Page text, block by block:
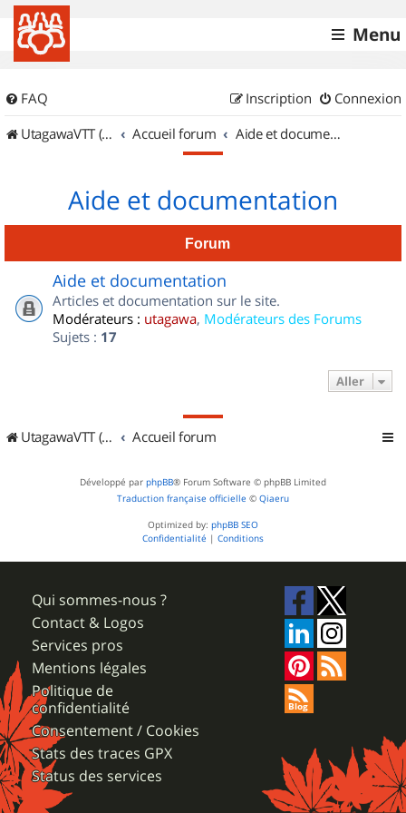
Menu
FAQ Connexion
Inscription
UtagawaVTT (Randos VTT et VTTAE avec traces GPS)
Accueil forum Aide et documentation
Aide et documentation
Forum
Aide et documentation
Articles et documentation sur le site.
Modérateurs : utagawa, Modérateurs des Forums
Sujets : 17
Aller
UtagawaVTT (Randos VTT et VTTAE avec traces GPS) Accueil forum
Développé par phpBB® Forum Software © phpBB Limited
Traduction française officielle © Qiaeru
Optimized by: phpBB SEO
Confidentialité | Conditions
Qui sommes-nous ?
Contact & Logos
Services pros
Mentions légales
Politique de
confidentialité
Consentement / Cookies
Stats des traces GPX
Status des services